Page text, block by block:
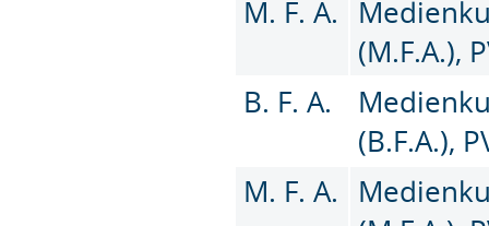
M. F. A.
(M.F.A.),
B. F. A.
(B.F.A.),
M. F. A.